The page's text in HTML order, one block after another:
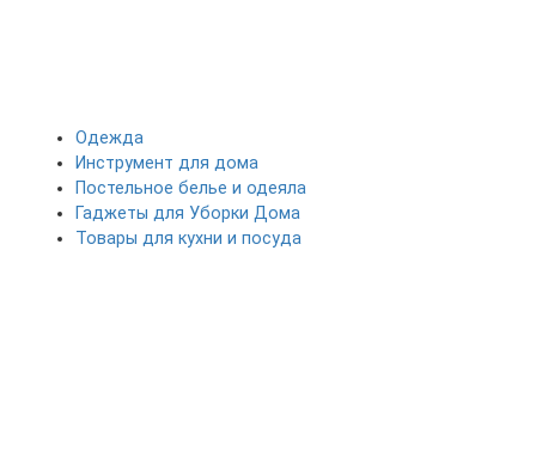
Одежда
Инструмент для дома
Постельное белье и одеяла
Гаджеты для Уборки Дома
Товары для кухни и посуда